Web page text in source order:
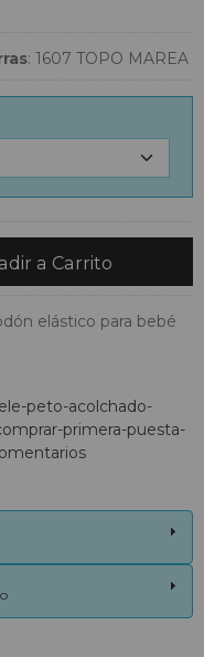
: 1607 TOPO MAREA
a Carrito
elástico para bebé
peto-acolchado-
primera-puesta-